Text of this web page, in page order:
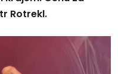
Rotrekl.